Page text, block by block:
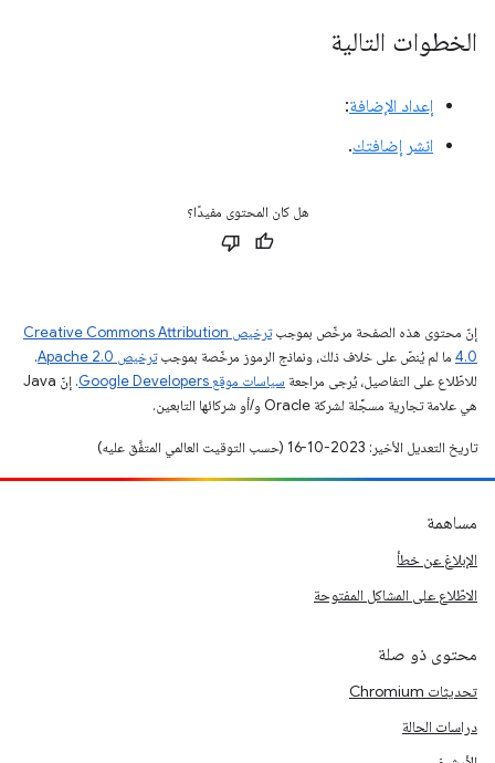
الخطوات التالية
إعداد الإضافة:
انشر إضافتك.
هل كان المحتوى مفيدًا؟
إنّ محتوى هذه الصفحة مرخّص بموجب
ترخيص Creative Commons Attribution
4.0‏ ما لم يُنصّ على خلاف ذلك، ونماذج الرموز مرخّصة بموجبترخيص Apache 2.0‏
.
للاطّلاع على التفاصيل، يُرجى مراجعة سياسات موقع Google Developers‏
. إنّ Java
هي علامة تجارية مسجَّلة لشركة Oracle و/أو شركائها التابعين.
تاريخ التعديل الأخير: 2023-10-16 (حسب التوقيت العالمي المتفَّق عليه)
مساهمة
الإبلاغ عن خطأ
الاطّلاع على المشاكل المفتوحة
محتوى ذو صلة
تحديثات Chromium
دراسات الحالة